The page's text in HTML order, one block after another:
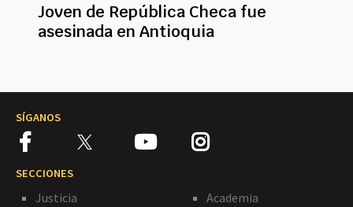
Joven de República Checa fue
asesinada en Antioquia
SÍGANOS
SECCIONES
Justicia
Academia